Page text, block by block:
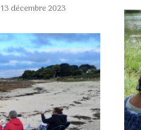
13 décembre 2023